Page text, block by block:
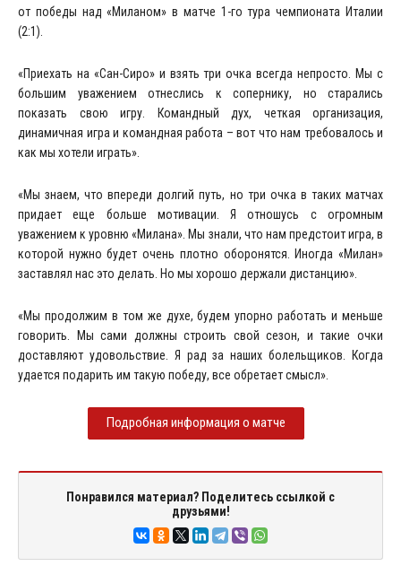
от победы над «Миланом» в матче 1-го тура чемпионата Италии
(2:1).
«Приехать на «Сан-Сиро» и взять три очка всегда непросто. Мы с
большим уважением отнеслись к сопернику, но старались
показать свою игру. Командный дух, четкая организация,
динамичная игра и командная работа – вот что нам требовалось и
как мы хотели играть».
«Мы знаем, что впереди долгий путь, но три очка в таких матчах
придает еще больше мотивации. Я отношусь с огромным
уважением к уровню «Милана». Мы знали, что нам предстоит игра, в
которой нужно будет очень плотно оборонятся. Иногда «Милан»
заставлял нас это делать. Но мы хорошо держали дистанцию».
«Мы продолжим в том же духе, будем упорно работать и меньше
говорить. Мы сами должны строить свой сезон, и такие очки
доставляют удовольствие. Я рад за наших болельщиков. Когда
удается подарить им такую победу, все обретает смысл».
Подробная информация о матче
Понравился материал? Поделитесь ссылкой с
друзьями!